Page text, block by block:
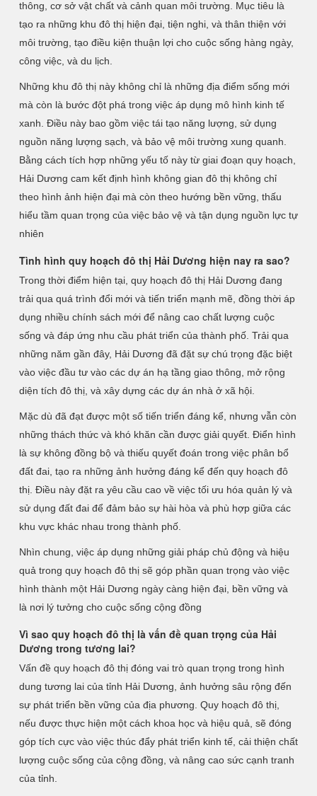
thông, cơ sở vật chất và cảnh quan môi trường. Mục tiêu là
tạo ra những khu đô thị hiện đại, tiện nghi, và thân thiện với
môi trường, tạo điều kiện thuận lợi cho cuộc sống hàng ngày,
công việc, và du lịch.
Những khu đô thị này không chỉ là những địa điểm sống mới
mà còn là bước đột phá trong việc áp dụng mô hình kinh tế
xanh. Điều này bao gồm việc tái tạo năng lượng, sử dụng
nguồn năng lượng sạch, và bảo vệ môi trường xung quanh.
Bằng cách tích hợp những yếu tố này từ giai đoạn quy hoạch,
Hải Dương cam kết định hình không gian đô thị không chỉ
theo hình ảnh hiện đại mà còn theo hướng bền vững, thấu
hiểu tầm quan trọng của việc bảo vệ và tận dụng nguồn lực tự
nhiên
Tình hình quy hoạch đô thị Hải Dương hiện nay ra sao?
Trong thời điểm hiện tại, quy hoạch đô thị Hải Dương đang
trải qua quá trình đổi mới và tiến triển mạnh mẽ, đồng thời áp
dụng nhiều chính sách mới để nâng cao chất lượng cuộc
sống và đáp ứng nhu cầu phát triển của thành phố. Trải qua
những năm gần đây, Hải Dương đã đặt sự chú trọng đặc biệt
vào việc đầu tư vào các dự án hạ tầng giao thông, mở rộng
diện tích đô thị, và xây dựng các dự án nhà ở xã hội.
Mặc dù đã đạt được một số tiến triển đáng kể, nhưng vẫn còn
những thách thức và khó khăn cần được giải quyết. Điển hình
là sự không đồng bộ và thiếu quyết đoán trong việc phân bổ
đất đai, tạo ra những ảnh hưởng đáng kể đến quy hoạch đô
thị. Điều này đặt ra yêu cầu cao về việc tối ưu hóa quản lý và
sử dụng đất đai để đảm bảo sự hài hòa và phù hợp giữa các
khu vực khác nhau trong thành phố.
Nhìn chung, việc áp dụng những giải pháp chủ động và hiệu
quả trong quy hoạch đô thị sẽ góp phần quan trọng vào việc
hình thành một Hải Dương ngày càng hiện đại, bền vững và
là nơi lý tưởng cho cuộc sống cộng đồng
Vì sao quy hoạch đô thị là vấn đề quan trọng của Hải
Dương trong tương lai?
Vấn đề quy hoạch đô thị đóng vai trò quan trọng trong hình
dung tương lai của tỉnh Hải Dương, ảnh hưởng sâu rộng đến
sự phát triển bền vững của địa phương. Quy hoạch đô thị,
nếu được thực hiện một cách khoa học và hiệu quả, sẽ đóng
góp tích cực vào việc thúc đẩy phát triển kinh tế, cải thiện chất
lượng cuộc sống của cộng đồng, và nâng cao sức cạnh tranh
của tỉnh.